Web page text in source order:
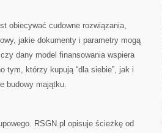
obiecywać cudowne rozwiązania,
jakie dokumenty i parametry mogą
dany model finansowania wspiera
tym, którzy kupują “dla siebie”, jak i
budowy majątku.
RSGN.pl opisuje ścieżkę od